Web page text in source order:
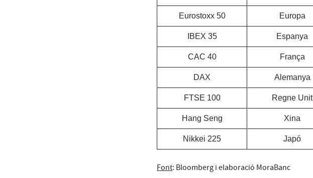
Eurostoxx 50 Europa
IBEX 35 Espanya
CAC 40 França
DAX Alemanya
FTSE 100 Regne Unit
Hang Seng Xina
Nikkei 225 Japó
Font: Bloomberg i elaboració MoraBanc